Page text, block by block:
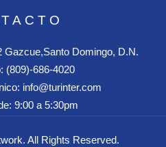
Gazcue,Santo Domingo, D.N.
(809)-686-4020
info@turinter.com
9:00 a 5:30pm
. All Rights Reserved.